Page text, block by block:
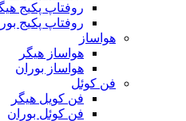
روفتاپ پکیج
روفتاپ پکیج
هواساز
هواساز هیگر
هواساز بوران
فن کوئل
فن کویل هیگر
فن کوئل بوران